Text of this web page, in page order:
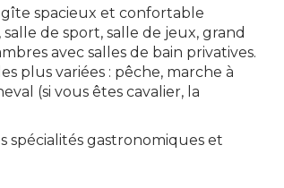
spacieux et confortable
de sport, salle de jeux, grand
avec salles de bain privatives.
plus variées : pêche, marche à
(si vous êtes cavalier, la
spécialités gastronomiques et